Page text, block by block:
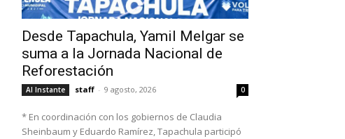
Recibe presidente del Poder Judicial a estudiantes de la Unicach
Desde Tapachula, Yamil Melgar se
suma a la Jornada Nacional de
Reforestación
Al Instante staff - 9 agosto, 2026 0
* En coordinación con los gobiernos de Claudia
Sheinbaum y Eduardo Ramírez, Tapachula participó